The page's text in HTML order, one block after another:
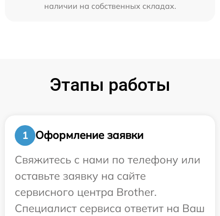
наличии на собственных складах.
Этапы работы
1
Оформление заявки
Свяжитесь с нами по телефону или
оставьте заявку на сайте
сервисного центра Brother.
Специалист сервиса ответит на Ваш